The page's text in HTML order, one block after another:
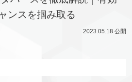
ンスを掴み取る
2023.05.18 公開